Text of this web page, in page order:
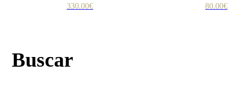
330.00€ 80.00€
Buscar